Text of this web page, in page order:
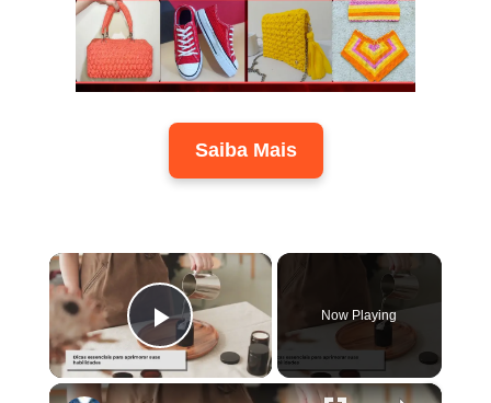
Saiba Mais
×
Play Video
Now Playing
×